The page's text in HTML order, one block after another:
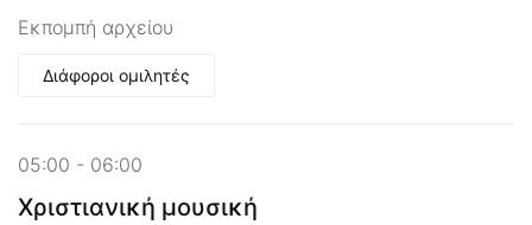
Εκπομπή αρχείου
Διάφοροι ομιλητές
05:00 - 06:00
Χριστιανική μουσική